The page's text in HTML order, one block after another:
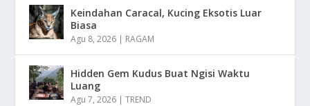
Keindahan Caracal, Kucing Eksotis Luar
Biasa
Agu 8, 2026 | RAGAM
Hidden Gem Kudus Buat Ngisi Waktu
Luang
Agu 7, 2026 |TREND